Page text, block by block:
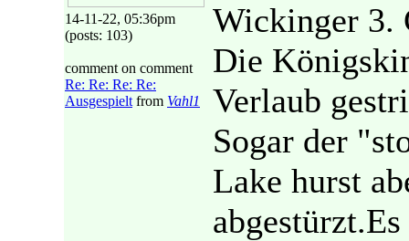
14-11-22, 05:36pm
(posts: 103)
comment on comment
Re: Re: Re: Re:
Ausgespielt from Vahl1
Wickinger 3.
Die
Verlaub
Sogar der
Lake hurst